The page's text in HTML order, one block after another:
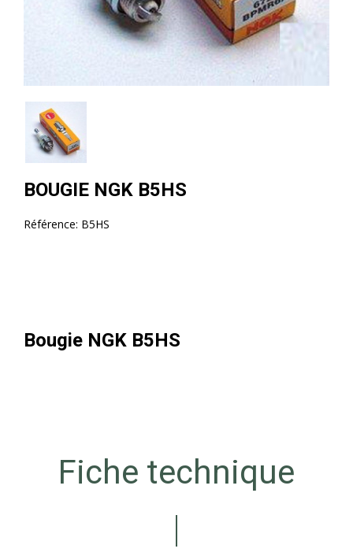
BOUGIE NGK B5HS
Référence: B5HS
Bougie NGK B5HS
Fiche technique